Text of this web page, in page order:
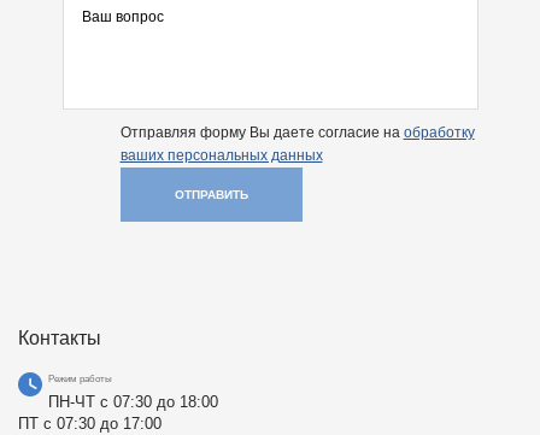
Отправляя форму Вы даете согласие на обработку
ваших персональных данных
ОТПРАВИТЬ
Контакты
Режим работы
ПН-ЧТ с 07:30 до 18:00
ПТ с 07:30 до 17:00